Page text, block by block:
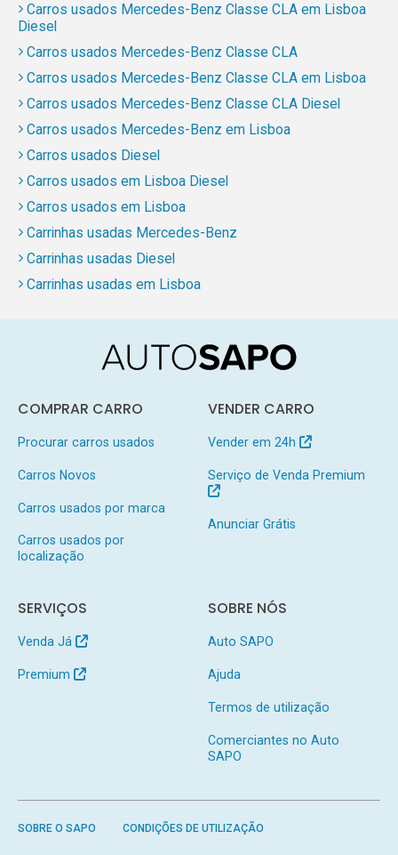
Carros usados Mercedes-Benz Classe CLA em Lisboa
Diesel
Carros usados Mercedes-Benz Classe CLA
Carros usados Mercedes-Benz Classe CLA em Lisboa
Carros usados Mercedes-Benz Classe CLA Diesel
Carros usados Mercedes-Benz em Lisboa
Carros usados Diesel
Carros usados em Lisboa Diesel
Carros usados em Lisboa
Carrinhas usadas Mercedes-Benz
Carrinhas usadas Diesel
Carrinhas usadas em Lisboa
COMPRAR CARRO
Procurar carros usados
Carros Novos
Carros usados por marca
Carros usados por
localização
VENDER CARRO
Vender em 24h
Serviço de Venda Premium
Anunciar Grátis
SERVIÇOS
Venda Já
Premium
SOBRE NÓS
Auto SAPO
Ajuda
Termos de utilização
Comerciantes no Auto
SAPO
SOBRE O SAPO CONDIÇÕES DE UTILIZAÇÃO